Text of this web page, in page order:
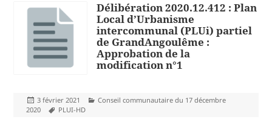
Délibération 2020.12.412 : Plan
Local d’Urbanisme
intercommunal (PLUi) partiel
de GrandAngoulême :
Approbation de la
modification n°1
Publié
le
3 février 2021 Catégories
Conseil communautaire du 17 décembre
2020
Mots-
PLUI-HD